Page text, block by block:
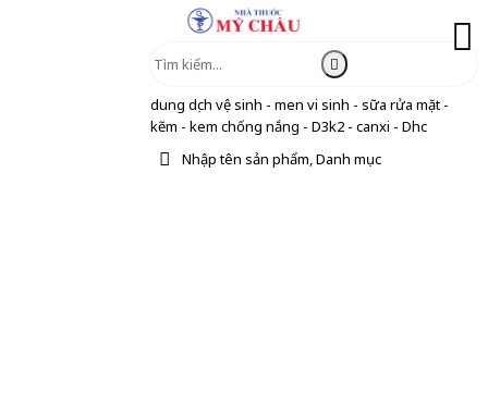
dung dịch vệ sinh - men vi sinh - sữa rửa mặt -
kẽm - kem chống nắng - D3k2 - canxi - Dhc
Nhập tên sản phẩm, Danh mục